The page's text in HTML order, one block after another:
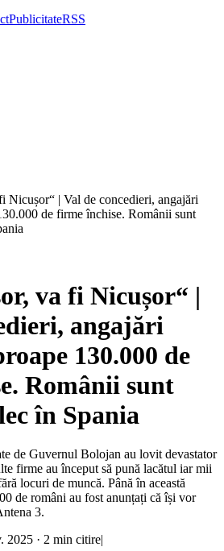
PublicitateRSS
Nicușor“ | Val de concedieri, angajări
de firme închise. Românii sunt
va fi Nicușor“ |
angajări
130.000 de
Românii sunt
în Spania
de Guvernul Bolojan au lovit devastator
firme au început să pună lacătul iar mii
locuri de muncă. Până în această
de români au fost anunțați că își vor
3.
2025 · 2 min citire|